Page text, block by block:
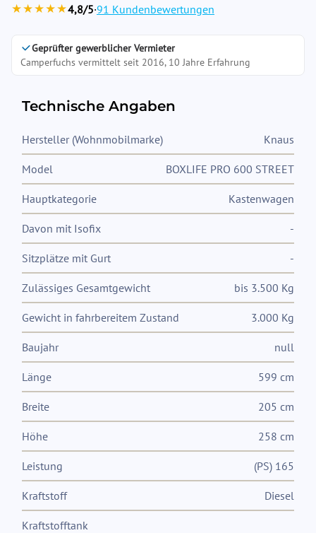
★★★★★4,8/5·91 Kundenbewertungen
Geprüfter gewerblicher Vermieter
Camperfuchs vermittelt seit 2016, 10 Jahre Erfahrung
Technische Angaben
Hersteller (Wohnmobilmarke) Knaus
Model BOXLIFE PRO 600 STREET
Hauptkategorie Kastenwagen
Davon mit Isofix -
Sitzplätze mit Gurt -
Zulässiges Gesamtgewicht bis 3.500 Kg
Gewicht in fahrbereitem Zustand 3.000 Kg
Baujahr null
Länge 599 cm
Breite 205 cm
Höhe 258 cm
Leistung (PS) 165
Kraftstoff Diesel
Kraftstofftank